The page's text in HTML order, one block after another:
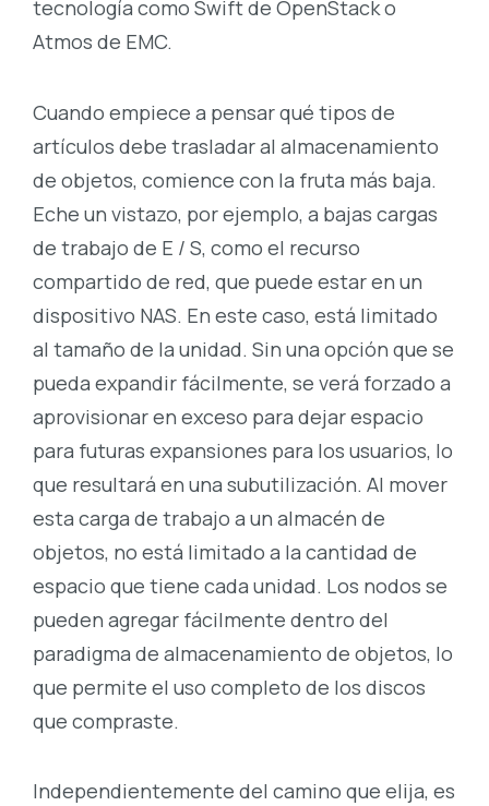
tecnología como Swift de OpenStack o
Atmos de EMC.
Cuando empiece a pensar qué tipos de
artículos debe trasladar al almacenamiento
de objetos, comience con la fruta más baja.
Eche un vistazo, por ejemplo, a bajas cargas
de trabajo de E / S, como el recurso
compartido de red, que puede estar en un
dispositivo NAS. En este caso, está limitado
al tamaño de la unidad. Sin una opción que se
pueda expandir fácilmente, se verá forzado a
aprovisionar en exceso para dejar espacio
para futuras expansiones para los usuarios, lo
que resultará en una subutilización. Al mover
esta carga de trabajo a un almacén de
objetos, no está limitado a la cantidad de
espacio que tiene cada unidad. Los nodos se
pueden agregar fácilmente dentro del
paradigma de almacenamiento de objetos, lo
que permite el uso completo de los discos
que compraste.
Independientemente del camino que elija, es